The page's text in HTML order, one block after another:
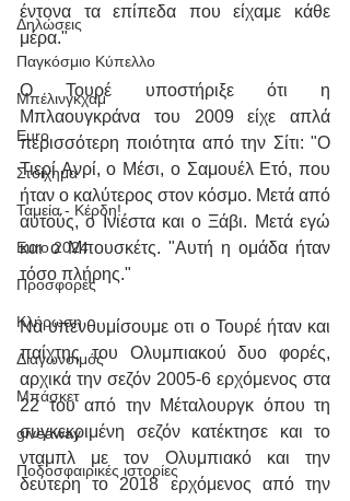
Δηλώσεις
Παγκόσμιο Κύπελλο
Μπέλινγκχαμ
Euro
Στοίχημα
Ταμεία - Κέρδη!
Euro 2024
Προσφορές
Κλήρωση
Διαγωνσιμός
Μπάσκετ
giveaway
Ποδοσφαιρικές ιστορίες
έντονα τα επίπεδα που είχαμε κάθε
μέρα."
Ο Τουρέ υποστήριξε ότι η
Μπλαουγκράνα του 2009 είχε απλά
περισσότερη ποιότητα από την Σίτι: "Ο
Τιερί Ανρί, ο Μέσι, ο Σαμουέλ Ετό, που
ήταν ο καλύτερος στον κόσμο. Μετά από
αυτούς, ο Ινιέστα και ο Ξάβι. Μετά εγώ
και ο Μπουσκέτς. "Αυτή η ομάδα ήταν
τόσο πλήρης."
Να υπενθυμίσουμε οτι ο Τουρέ ήταν και
παίχτης του Ολυμπιακού δυο φορές,
αρχικά την σεζόν 2005-6 ερχόμενος στα
22 του από την Μέταλουργκ όπου τη
συγκεκριμένη σεζόν κατέκτησε και το
νταμπλ με τον Ολυμπιακό και την
δεύτερη το 2018 ερχόμενος από την